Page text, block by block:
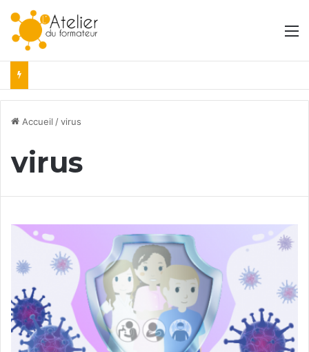
Accueil /virus
virus